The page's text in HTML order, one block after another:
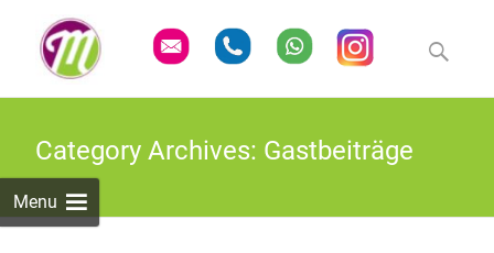
Menu
to
content
Suchen
nach:
Category Archives: Gastbeiträge